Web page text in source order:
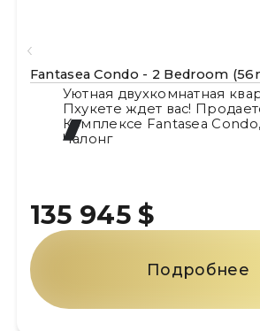
Fantasea Condo - 2 Bedroom
Уютная двухкомнатная
Пхукете ждет вас!
Комплексе Fantasea
Чалонг
135 945 $
Подробнее